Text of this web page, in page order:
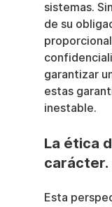
sistemas.
de su
garantizar
estas
inestable.
La ética
carácter.
Esta